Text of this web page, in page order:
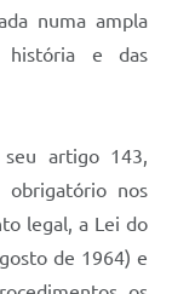
numa ampla
história e das
artigo 143,
obrigatório nos
legal, a Lei do
de 1964) e